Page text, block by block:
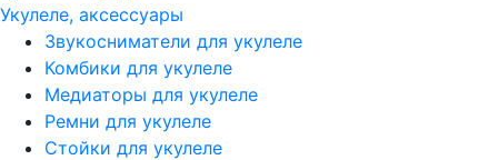
Укулеле, аксессуары
Звукосниматели для укулеле
Комбики для укулеле
Медиаторы для укулеле
Ремни для укулеле
Стойки для укулеле